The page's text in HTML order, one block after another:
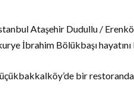
Ataşehir Dudullu /
İbrahim Bölükbaşı
bir